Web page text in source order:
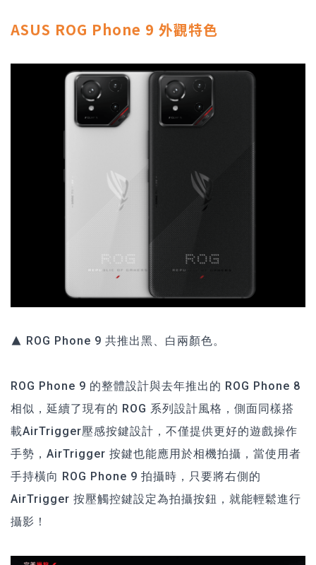
ASUS ROG Phone 9 外觀特色
▲ ROG Phone 9 共推出黑、白兩顏色。
ROG Phone 9 的整體設計與去年推出的 ROG Phone 8
相似，延續了現有的 ROG 系列設計風格，側面同樣搭
載AirTrigger壓感按鍵設計，不僅提供更好的遊戲操作
手勢，AirTrigger 按鍵也能應用於相機拍攝，當使用者
手持橫向 ROG Phone 9 拍攝時，只要將右側的
AirTrigger 按壓觸控鍵設定為拍攝按鈕，就能輕鬆進行
攝影！